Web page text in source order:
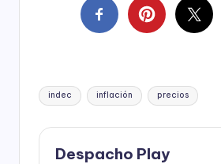
Tags:
indec inflación precios
Despacho Play